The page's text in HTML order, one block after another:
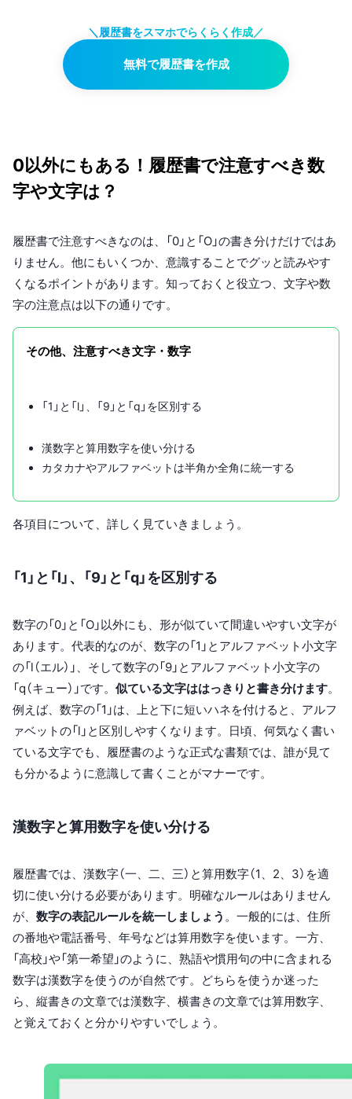
＼履歴書をスマホでらくらく作成／
無料で履歴書を作成
0以外にもある！履歴書で注意すべき数
字や文字は？
履歴書で注意すべきなのは、「0」と「O」の書き分けだけではあ
りません。他にもいくつか、意識することでグッと読みやす
くなるポイントがあります。知っておくと役立つ、文字や数
字の注意点は以下の通りです。
その他、注意すべき文字・数字
「1」と「l」、「9」と「q」を区別する
漢数字と算用数字を使い分ける
カタカナやアルファベットは半角か全角に統一する
各項目について、詳しく見ていきましょう。
「1」と「l」、「9」と「q」を区別する
数字の「0」と「O」以外にも、形が似ていて間違いやすい文字が
あります。代表的なのが、数字の「1」とアルファベット小文字
の「l（エル）」、そして数字の「9」とアルファベット小文字の
「q（キュー）」です。 似ている文字ははっきりと書き分けます。
例えば、数字の「1」は、上と下に短いハネを付けると、アルフ
ァベットの「l」と区別しやすくなります。日頃、何気なく書い
ている文字でも、履歴書のような正式な書類では、誰が見て
も分かるように意識して書くことがマナーです。
漢数字と算用数字を使い分ける
履歴書では、漢数字（一、二、三）と算用数字（1、2、3）を適
切に使い分ける必要があります。明確なルールはありません
が、 数字の表記ルールを統一しましょう 。一般的には、住所
の番地や電話番号、年号などは算用数字を使います。一方、
「高校」や「第一希望」のように、熟語や慣用句の中に含まれる
数字は漢数字を使うのが自然です。どちらを使うか迷った
ら、縦書きの文章では漢数字、横書きの文章では算用数字、
と覚えておくと分かりやすいでしょう。